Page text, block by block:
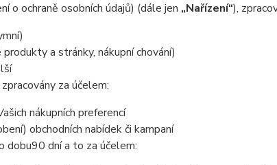
o ochraně osobních údajů) (dále jen „Nařízení“),
a stránky, nákupní chování)
za účelem:
nákupních preferencí
obchodních nabídek či kampaní
dobu90 dnía to za účelem: